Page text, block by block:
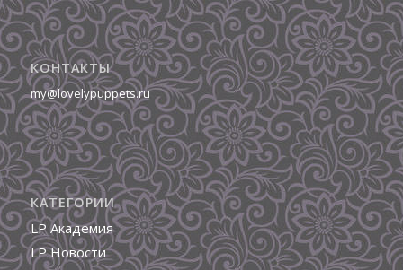
КОНТАКТЫ
my@lovelypuppets.ru
КАТЕГОРИИ
LP Академия
LP Новости